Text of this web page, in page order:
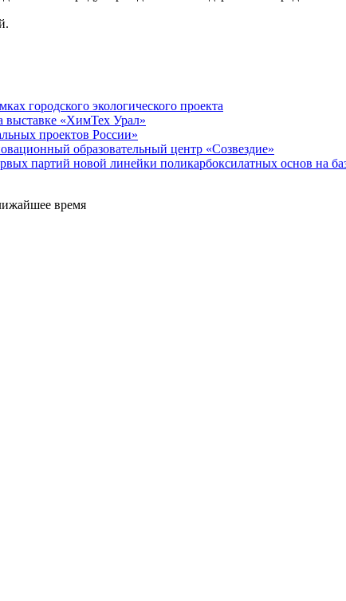
городского экологического проекта
выставке «ХимТех Урал»
проектов России»
образовательный центр «Созвездие»
партий новой линейки поликарбоксилатных основ на
время